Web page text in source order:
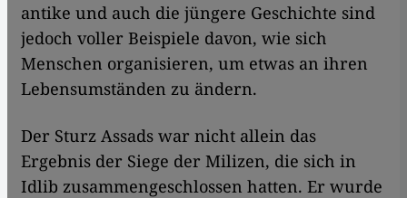
antike und auch die jüngere Geschichte sind
jedoch voller Beispiele davon, wie sich
Menschen organisieren, um etwas an ihren
Lebensumständen zu ändern.
Der Sturz Assads war nicht allein das
Ergebnis der Siege der Milizen, die sich in
Idlib zusammengeschlossen hatten. Er wurde